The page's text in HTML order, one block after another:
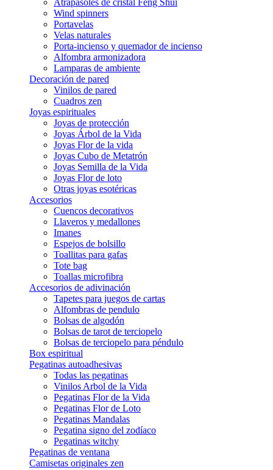
Atrapasoles de cristal Feng Shui
Wind spinners
Portavelas
Velas naturales
Porta-incienso y quemador de incienso
Alfombra armonizadora
Lamparas de ambiente
Decoración de pared
Vinilos de pared
Cuadros zen
Joyas espirituales
Joyas de protección
Joyas Árbol de la Vida
Joyas Flor de la vida
Joyas Cubo de Metatrón
Joyas Semilla de la Vida
Joyas Flor de loto
Otras joyas esotéricas
Accesorios
Cuencos decorativos
Llaveros y medallones
Imanes
Espejos de bolsillo
Toallitas para gafas
Tote bag
Toallas microfibra
Accesorios de adivinación
Tapetes para juegos de cartas
Alfombras de pendulo
Bolsas de algodón
Bolsas de tarot de terciopelo
Bolsas de terciopelo para péndulo
Box espiritual
Pegatinas autoadhesivas
Todas las pegatinas
Vinilos Arbol de la Vida
Pegatinas Flor de la Vida
Pegatinas Flor de Loto
Pegatinas Mandalas
Pegatina signo del zodíaco
Pegatinas witchy
Pegatinas de ventana
Camisetas originales zen